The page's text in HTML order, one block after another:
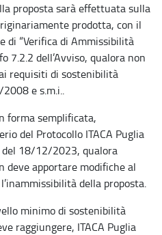
proposta sarà effettuata sulla
prodotta, con il
di “Verifica di Ammissibilità
7.2.2 dell’Avviso, qualora non
requisiti di sostenibilità
e s.m.i..
forma semplificata,
del Protocollo ITACA Puglia
del 18/12/2023, qualora
deve apportare modifiche al
della proposta.
minimo di sostenibilità
raggiungere, ITACA Puglia